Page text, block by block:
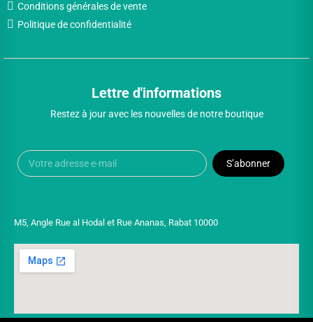
Conditions générales de vente
Politique de confidentialité
Lettre d'informations
Restez à jour avec les nouvelles de notre boutique
S’abonner
M5, Angle Rue al Hodal et Rue Ananas, Rabat 10000